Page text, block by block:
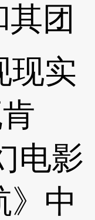
团
现实
电影
》中